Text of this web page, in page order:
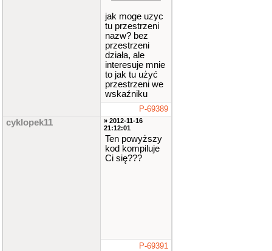
jak moge uzyc
tu przestrzeni
nazw? bez
przestrzeni
działa, ale
interesuje mnie
to jak tu użyć
przestrzeni we
wskaźniku
P-69389
cyklopek11
» 2012-11-16
21:12:01
Ten powyższy
kod kompiluje
Ci się???
P-69391